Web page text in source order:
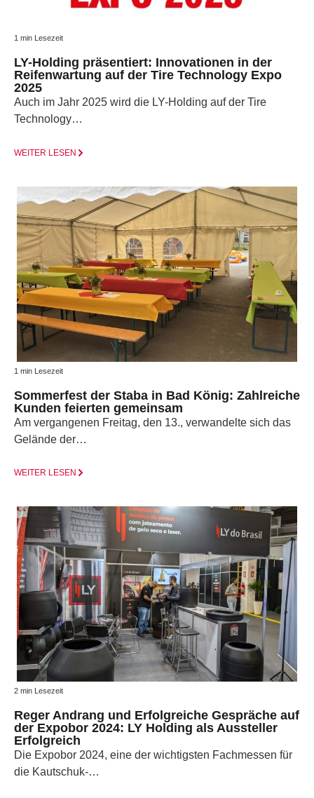
1 min Lesezeit
LY-Holding präsentiert: Innovationen in der
Reifenwartung auf der Tire Technology Expo
2025
Auch im Jahr 2025 wird die LY-Holding auf der Tire
Technology…
WEITER LESEN
1 min Lesezeit
Sommerfest der Staba in Bad König: Zahlreiche
Kunden feierten gemeinsam
Am vergangenen Freitag, den 13., verwandelte sich das
Gelände der…
WEITER LESEN
2 min Lesezeit
Reger Andrang und Erfolgreiche Gespräche auf
der Expobor 2024: LY Holding als Aussteller
Erfolgreich
Die Expobor 2024, eine der wichtigsten Fachmessen für
die Kautschuk-…